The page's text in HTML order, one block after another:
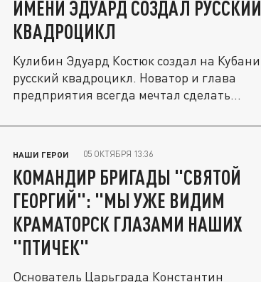
ИМЕНИ ЭДУАРД СОЗДАЛ РУССКИЙ
КВАДРОЦИКЛ
Кулибин Эдуард Костюк создал на Кубани
русский квадроцикл. Новатор и глава
предприятия всегда мечтал сделать...
НАШИ ГЕРОИ 05 ОКТЯБРЯ 13:36
КОМАНДИР БРИГАДЫ "СВЯТОЙ
ГЕОРГИЙ": "МЫ УЖЕ ВИДИМ
КРАМАТОРСК ГЛАЗАМИ НАШИХ
"ПТИЧЕК"
Основатель Царьграда Константин